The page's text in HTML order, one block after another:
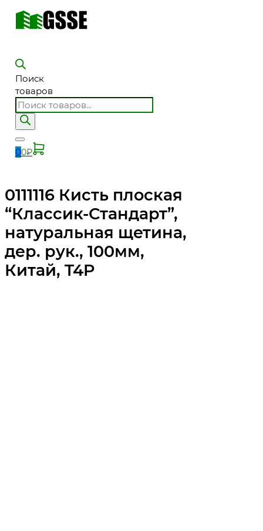
Поиск
товаров
00₽
0111116 Кисть плоская
“Классик-Стандарт”,
натуральная щетина,
дер. рук., 100мм,
Китай, T4P